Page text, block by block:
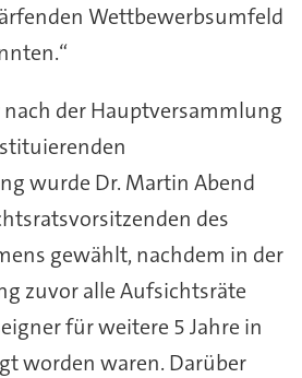
Wettbewerbsumfeld
der Hauptversammlung
wurde Dr. Martin Abend
des
gewählt, nachdem in der
zuvor alle Aufsichtsräte
für weitere 5 Jahre in
worden waren. Darüber